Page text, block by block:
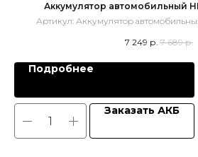
Аккумулятор автомобильный
Артикул: Аккумулятор
7 249 р. 7 689 р.
Подробнее
Заказать АКБ